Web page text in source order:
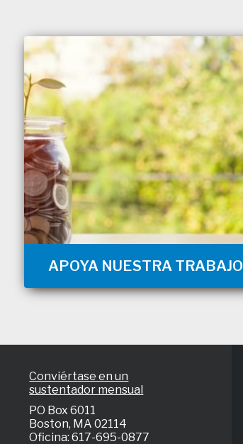
APOYA NUESTRA TRABAJO
Conviértase en un
sustentador mensual
PO Box 6011
Boston, MA 02114
Oficina: 617-695-0877